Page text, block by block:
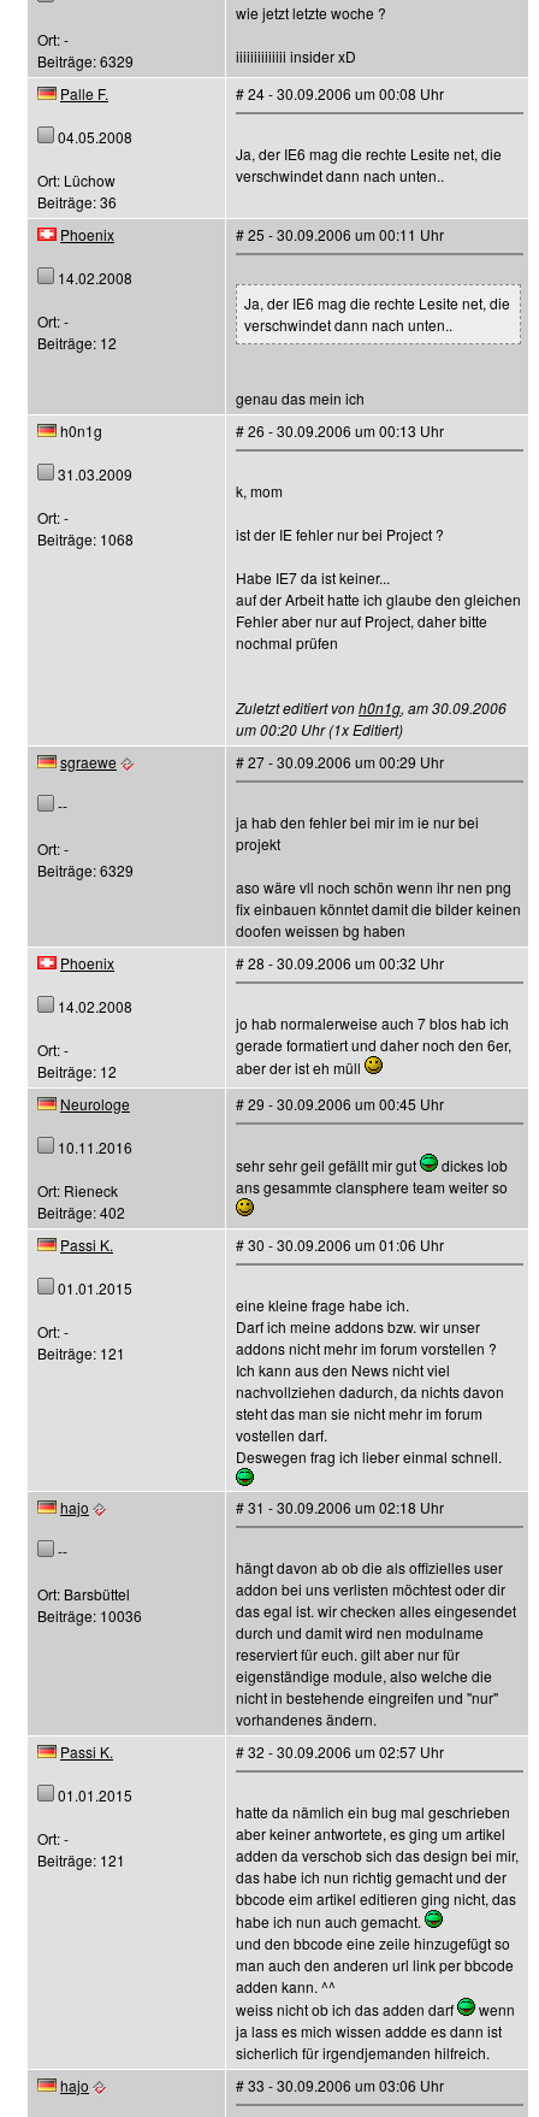
Ort: -
Beiträge: 6329
wie jetzt letzte woche ?
iiiiiiiiiiiiii insider xD
Palle F.
04.05.2008
Ort: Lüchow
Beiträge: 36
# 24 - 30.09.2006 um 00:08 Uhr
Ja, der IE6 mag die rechte Lesite net, die
verschwindet dann nach unten..
Phoenix
14.02.2008
Ort: -
Beiträge: 12
# 25 - 30.09.2006 um 00:11 Uhr
Ja, der IE6 mag die rechte Lesite net, die
verschwindet dann nach unten..
genau das mein ich
h0n1g
31.03.2009
Ort: -
Beiträge: 1068
# 26 - 30.09.2006 um 00:13 Uhr
k, mom
ist der IE fehler nur bei Project ?
Habe IE7 da ist keiner...
auf der Arbeit hatte ich glaube den gleichen
Fehler aber nur auf Project, daher bitte
nochmal prüfen
Zuletzt editiert vonh0n1g, am 30.09.2006
um 00:20 Uhr (1x Editiert)
sgraewe
--
Ort: -
Beiträge: 6329
# 27 - 30.09.2006 um 00:29 Uhr
ja hab den fehler bei mir im ie nur bei
projekt
aso wäre vll noch schön wenn ihr nen png
fix einbauen könntet damit die bilder keinen
doofen weissen bg haben
Phoenix
14.02.2008
Ort: -
Beiträge: 12
# 28 - 30.09.2006 um 00:32 Uhr
jo hab normalerweise auch 7 blos hab ich
gerade formatiert und daher noch den 6er,
aber der ist eh müll
Neurologe
10.11.2016
Ort: Rieneck
Beiträge: 402
# 29 - 30.09.2006 um 00:45 Uhr
sehr sehr geil gefällt mir gut
dickes lob
ans gesammte clansphere team weiter so
Passi K.
01.01.2015
Ort: -
Beiträge: 121
# 30 - 30.09.2006 um 01:06 Uhr
eine kleine frage habe ich.
Darf ich meine addons bzw. wir unser
addons nicht mehr im forum vorstellen ?
Ich kann aus den News nicht viel
nachvollziehen dadurch, da nichts davon
steht das man sie nicht mehr im forum
vostellen darf.
Deswegen frag ich lieber einmal schnell.
hajo
--
Ort: Barsbüttel
Beiträge: 10036
# 31 - 30.09.2006 um 02:18 Uhr
hängt davon ab ob die als offizielles user
addon bei uns verlisten möchtest oder dir
das egal ist. wir checken alles eingesendet
durch und damit wird nen modulname
reserviert für euch. gilt aber nur für
eigenständige module, also welche die
nicht in bestehende eingreifen und "nur"
vorhandenes ändern.
Passi K.
01.01.2015
Ort: -
Beiträge: 121
# 32 - 30.09.2006 um 02:57 Uhr
hatte da nämlich ein bug mal geschrieben
aber keiner antwortete, es ging um artikel
adden da verschob sich das design bei mir,
das habe ich nun richtig gemacht und der
bbcode eim artikel editieren ging nicht, das
habe ich nun auch gemacht.
und den bbcode eine zeile hinzugefügt so
man auch den anderen url link per bbcode
adden kann. ^^
weiss nicht ob ich das adden darf
wenn
ja lass es mich wissen addde es dann ist
sicherlich für irgendjemanden hilfreich.
hajo
# 33 - 30.09.2006 um 03:06 Uhr